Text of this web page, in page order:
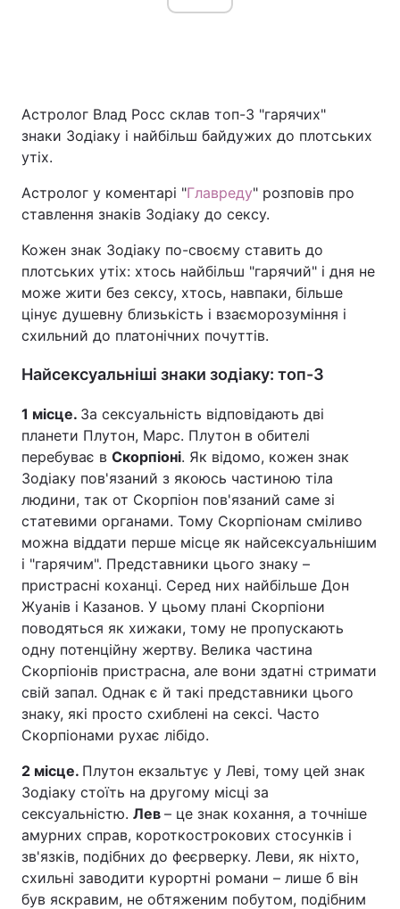
Астролог Влад Росс склав топ-3 "гарячих"
знаки Зодіаку і найбільш байдужих до плотських
утіх.
Астролог у коментарі "Главреду" розповів про
ставлення знаків Зодіаку до сексу.
Кожен знак Зодіаку по-своєму ставить до
плотських утіх: хтось найбільш "гарячий" і дня не
може жити без сексу, хтось, навпаки, більше
цінує душевну близькість і взаєморозуміння і
схильний до платонічних почуттів.
Найсексуальніші знаки зодіаку: топ-3
1 місце. За сексуальність відповідають дві
планети Плутон, Марс. Плутон в обителі
перебуває в Скорпіоні. Як відомо, кожен знак
Зодіаку пов'язаний з якоюсь частиною тіла
людини, так от Скорпіон пов'язаний саме зі
статевими органами. Тому Скорпіонам сміливо
можна віддати перше місце як найсексуальнішим
і "гарячим". Представники цього знаку –
пристрасні коханці. Серед них найбільше Дон
Жуанів і Казанов. У цьому плані Скорпіони
поводяться як хижаки, тому не пропускають
одну потенційну жертву. Велика частина
Скорпіонів пристрасна, але вони здатні стримати
свій запал. Однак є й такі представники цього
знаку, які просто схиблені на сексі. Часто
Скорпіонами рухає лібідо.
2 місце. Плутон екзальтує у Леві, тому цей знак
Зодіаку стоїть на другому місці за
сексуальністю. Лев – це знак кохання, а точніше
амурних справ, короткострокових стосунків і
зв'язків, подібних до феєрверку. Леви, як ніхто,
схильні заводити курортні романи – лише б він
був яскравим, не обтяженим побутом, подібним